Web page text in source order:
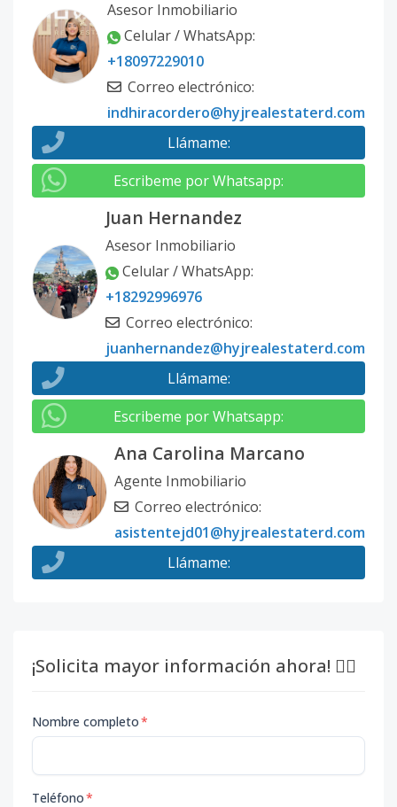
Asesor Inmobiliario
Celular / WhatsApp:
+18097229010
Correo electrónico:
indhiracordero@hyjrealestaterd.com
Llámame:
Escribeme por Whatsapp:
Juan Hernandez
Asesor Inmobiliario
Celular / WhatsApp:
+18292996976
Correo electrónico:
juanhernandez@hyjrealestaterd.com
Llámame:
Escribeme por Whatsapp:
Ana Carolina Marcano
Agente Inmobiliario
Correo electrónico:
asistentejd01@hyjrealestaterd.com
Llámame:
¡Solicita mayor información ahora! 👇🏽
Nombre completo*
Teléfono*